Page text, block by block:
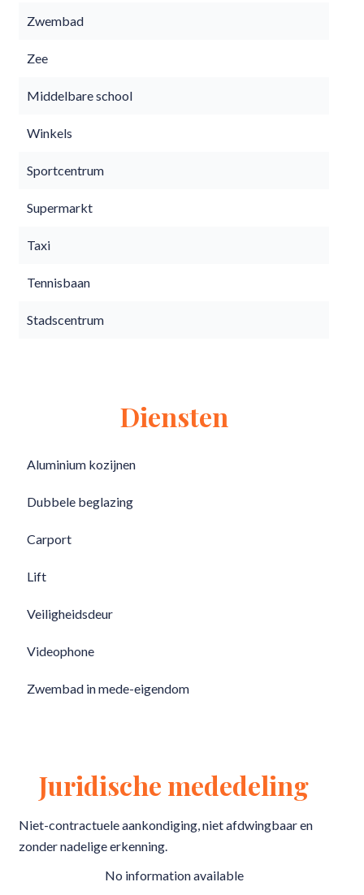
Zwembad
Zee
Middelbare school
Winkels
Sportcentrum
Supermarkt
Taxi
Tennisbaan
Stadscentrum
Diensten
Aluminium kozijnen
Dubbele beglazing
Carport
Lift
Veiligheidsdeur
Videophone
Zwembad in mede-eigendom
Juridische mededeling
Niet-contractuele aankondiging, niet afdwingbaar en
zonder nadelige erkenning.
No information available